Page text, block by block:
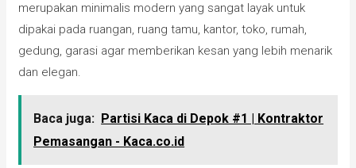
merupakan minimalis modern yang sangat layak untuk
dipakai pada ruangan, ruang tamu, kantor, toko, rumah,
gedung, garasi agar memberikan kesan yang lebih menarik
dan elegan.
Baca juga: Partisi Kaca di Depok #1 | Kontraktor
Pemasangan - Kaca.co.id